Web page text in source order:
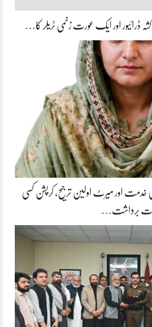
ڈرائیور اور ایک عورت زخمی ٹریلر کا…
خدمت اور میرٹ اولین ترجیح، کرپشن کسی
برداشت…